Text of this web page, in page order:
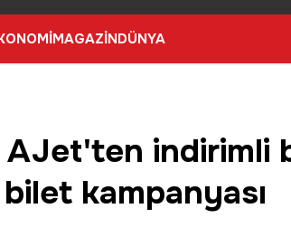
MAGAZİNDÜNYA
AJet'ten indirimli
kampanyası